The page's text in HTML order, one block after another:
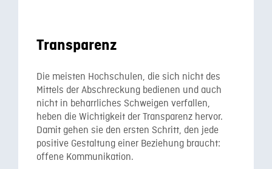
Transparenz
Die meisten Hochschulen, die sich nicht des
Mittels der Abschreckung bedienen und auch
nicht in beharrliches Schweigen verfallen,
heben die Wichtigkeit der Transparenz hervor.
Damit gehen sie den ersten Schritt, den jede
positive Gestaltung einer Beziehung braucht:
offene Kommunikation.